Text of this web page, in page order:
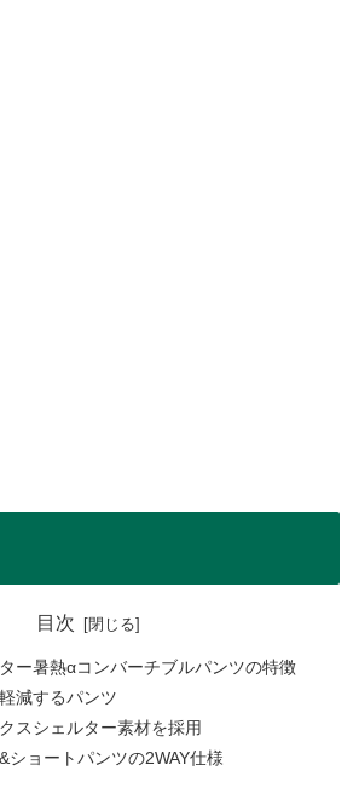
目次
ー暑熱αコンバーチブルパンツの特徴
減するパンツ
スシェルター素材を採用
ショートパンツの2WAY仕様